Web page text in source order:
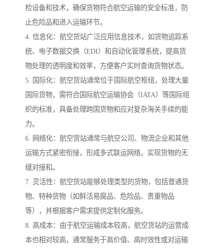
检设备和技术，确保货物符合航空运输的安全标准，防
止危险品和进入运输环节。
4. 信息化：航空货站广泛应用信息技术，如货物追踪系
统、电子数据交换（EDI）和自动化管理系统，提高货
物处理的透明度和效率，方便客户实时查询货物状态。
5. 国际化：航空货站通常位于国际航空枢纽，处理大量
国际货物，需符合国际航空运输协会（IATA）等国际组
织的标准，具备处理跨国货物和应对复杂海关手续的能
力。
6. 网络化：航空货站通常与航空公司、物流企业和其他
运输方式紧密衔接，形成多式联运网络，实现货物的无
缝对接和。
7. 灵活性：航空货站能够处理类型的货物，包括普通货
物、特种货物（如鲜活易腐品、危险品、贵重物品
等），并根据客户需求提供定制化服务。
8. 高成本：由于航空运输成本较高，航空货站的运营成
本也相对较高，通常服务于高价值、高时效性或对运输